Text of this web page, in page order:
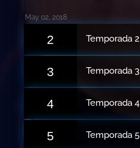
May. 02, 2018
2 Temporada 2
3 Temporada 3
4 Temporada 4
5 Temporada 5